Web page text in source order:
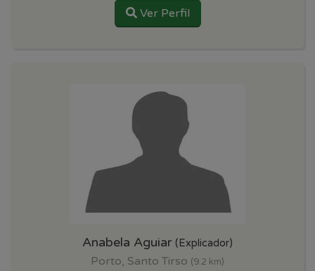
Ver Perfil
Anabela Aguiar (Explicador)
Porto, Santo Tirso (9.2 km)